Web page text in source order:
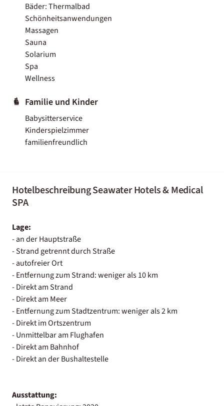
Bäder: Thermalbad
Schönheitsanwendungen
Massagen
Sauna
Solarium
Spa
Wellness
Familie und Kinder
Babysitterservice
Kinderspielzimmer
familienfreundlich
Hotelbeschreibung Seawater Hotels & Medical
SPA
Lage:
- an der Hauptstraße
- Strand getrennt durch Straße
- autofreier Ort
- Entfernung zum Strand: weniger als 10 km
- Direkt am Strand
- Direkt am Meer
- Entfernung zum Stadtzentrum: weniger als 2 km
- Direkt im Ortszentrum
- Unmittelbar am Flughafen
- Direkt am Bahnhof
- Direkt an der Bushaltestelle
Ausstattung: